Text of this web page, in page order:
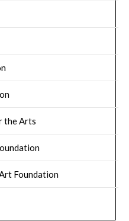
the Arts
Foundation